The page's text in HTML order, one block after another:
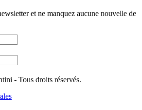
et ne manquez aucune nouvelle de
- Tous droits réservés.